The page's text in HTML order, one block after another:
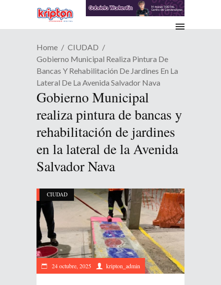
Home
CIUDAD
Gobierno Municipal Realiza Pintura De
Bancas Y Rehabilitación De Jardines En La
Lateral De La Avenida Salvador Nava
Gobierno Municipal
realiza pintura de bancas y
rehabilitación de jardines
en la lateral de la Avenida
Salvador Nava
CIUDAD
24 octubre, 2025 kripton_admin